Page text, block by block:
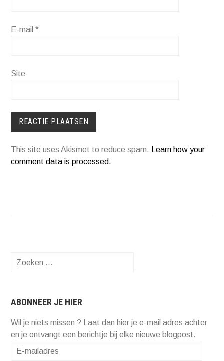
E-mail*
Site
This site uses Akismet to reduce spam. Learn how your
comment data is processed.
Zoeken
ABONNEER JE HIER
Wil je niets missen ? Laat dan hier je e-mail adres achter
en je ontvangt een berichtje bij elke nieuwe blogpost.
E-